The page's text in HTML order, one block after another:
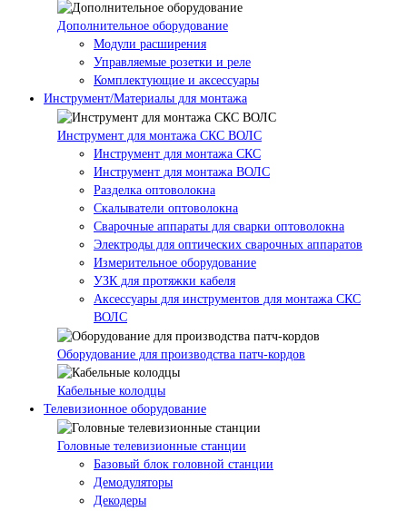
Дополнительное оборудование
Модули расширения
Управляемые розетки и реле
Комплектующие и аксессуары
Инструмент/Материалы для монтажа
Инструмент для монтажа СКС ВОЛС
Инструмент для монтажа СКС
Инструмент для монтажа ВОЛС
Разделка оптоволокна
Скалыватели оптоволокна
Сварочные аппараты для сварки оптоволокна
Электроды для оптических сварочных аппаратов
Измерительное оборудование
УЗК для протяжки кабеля
Аксессуары для инструментов для монтажа СКС
ВОЛС
Оборудование для производства патч-кордов
Кабельные колодцы
Телевизионное оборудование
Головные телевизионные станции
Базовый блок головной станции
Демодуляторы
Декодеры